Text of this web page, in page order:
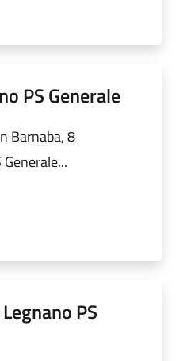
PS Generale
Barnaba, 8
PS